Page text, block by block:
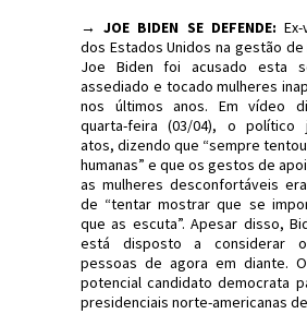
→ JOE BIDEN SE DEFENDE:
dos Estados Unidos na gestão de
Joe Biden foi acusado esta
assediado e tocado mulheres
nos últimos anos. Em vídeo
quarta-feira (03/04), o político
atos, dizendo que “sempre
humanas” e que os gestos de
as mulheres desconfortáveis
de “tentar mostrar que se
que as escuta”. Apesar disso,
está disposto a considerar
pessoas de agora em diante.
potencial candidato democrata
presidenciais norte-americanas